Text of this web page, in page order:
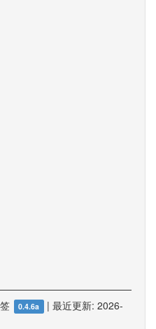
0.4.6a | 最近更新: 2026-